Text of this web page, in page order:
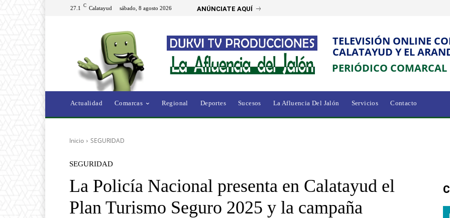
27.1 C Calatayud sábado, 8 agosto 2026 ANÚNCIATE AQUÍ
TELEVISIÓN ONLINE
CALATAYUD Y EL
PERIÓDICO
Actualidad Comarcas Regional Deportes Sucesos La Afluencia Del Jalón Servicios Contacto
Inicio SEGURIDAD
SEGURIDAD
La Policía Nacional presenta en Calatayud el
Plan Turismo Seguro 2025 y la campaña